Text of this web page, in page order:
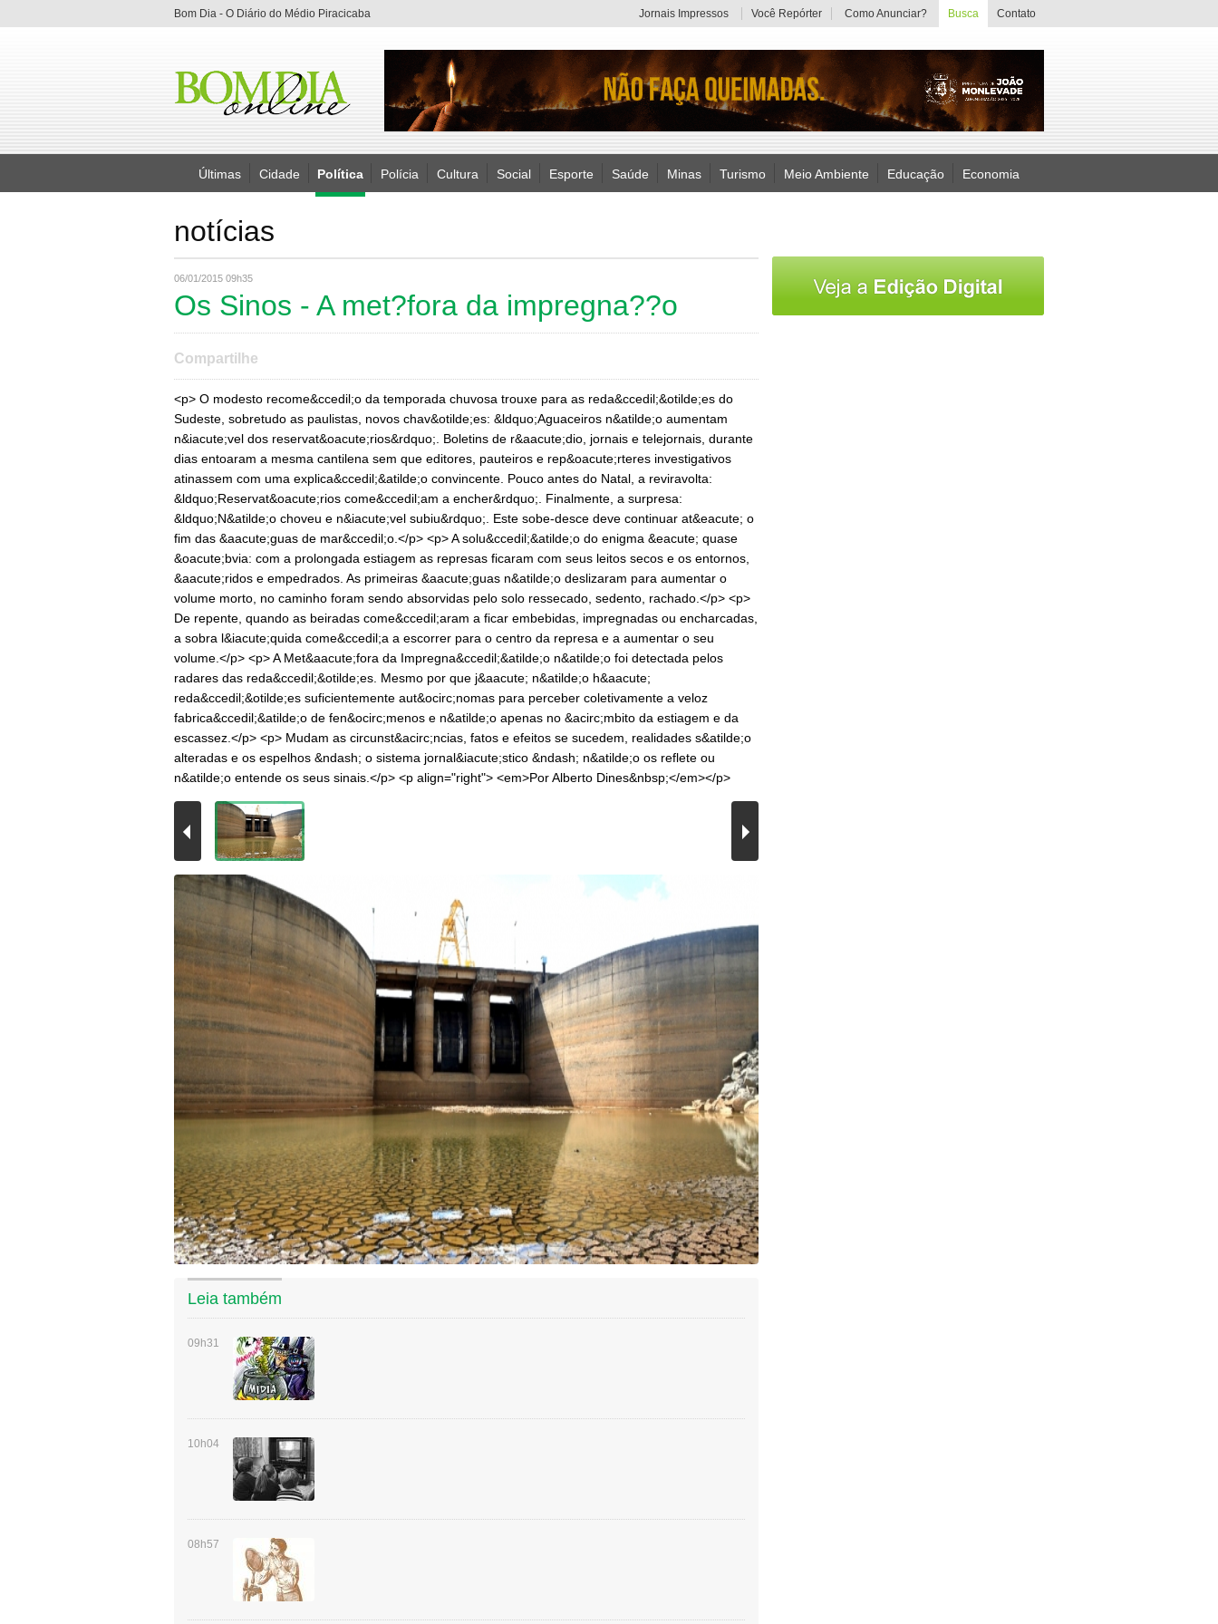
Bom Dia - O Diário do Médio Piracicaba Jornais Impressos Você Repórter Como Anunciar? Busca Contato
Últimas Cidade Política Polícia Cultura Social Esporte Saúde Minas Turismo Meio Ambiente Educação Economia
notícias
06/01/2015 09h35
Os Sinos - A met?fora da impregna??o
Compartilhe
<p> O modesto recome&ccedil;o da temporada chuvosa trouxe para as reda&ccedil;&otilde;es do
Sudeste, sobretudo as paulistas, novos chav&otilde;es: &ldquo;Aguaceiros n&atilde;o aumentam
n&iacute;vel dos reservat&oacute;rios&rdquo;. Boletins de r&aacute;dio, jornais e telejornais, durante
dias entoaram a mesma cantilena sem que editores, pauteiros e rep&oacute;rteres investigativos
atinassem com uma explica&ccedil;&atilde;o convincente. Pouco antes do Natal, a reviravolta:
&ldquo;Reservat&oacute;rios come&ccedil;am a encher&rdquo;. Finalmente, a surpresa:
&ldquo;N&atilde;o choveu e n&iacute;vel subiu&rdquo;. Este sobe-desce deve continuar at&eacute; o
fim das &aacute;guas de mar&ccedil;o.</p> <p> A solu&ccedil;&atilde;o do enigma &eacute; quase
&oacute;bvia: com a prolongada estiagem as represas ficaram com seus leitos secos e os entornos,
&aacute;ridos e empedrados. As primeiras &aacute;guas n&atilde;o deslizaram para aumentar o
volume morto, no caminho foram sendo absorvidas pelo solo ressecado, sedento, rachado.</p> <p>
De repente, quando as beiradas come&ccedil;aram a ficar embebidas, impregnadas ou encharcadas,
a sobra l&iacute;quida come&ccedil;a a escorrer para o centro da represa e a aumentar o seu
volume.</p> <p> A Met&aacute;fora da Impregna&ccedil;&atilde;o n&atilde;o foi detectada pelos
radares das reda&ccedil;&otilde;es. Mesmo por que j&aacute; n&atilde;o h&aacute;
reda&ccedil;&otilde;es suficientemente aut&ocirc;nomas para perceber coletivamente a veloz
fabrica&ccedil;&atilde;o de fen&ocirc;menos e n&atilde;o apenas no &acirc;mbito da estiagem e da
escassez.</p> <p> Mudam as circunst&acirc;ncias, fatos e efeitos se sucedem, realidades s&atilde;o
alteradas e os espelhos &ndash; o sistema jornal&iacute;stico &ndash; n&atilde;o os reflete ou
n&atilde;o entende os seus sinais.</p> <p align="right"> <em>Por Alberto Dines&nbsp;</em></p>
Leia também
09h31
10h04
08h57